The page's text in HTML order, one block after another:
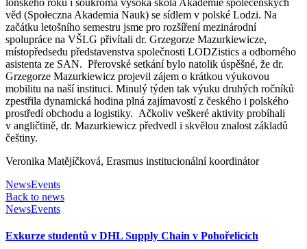
loňského roku i soukromá vysoká škola Akademie společenských
věd (Społeczna Akademia Nauk) se sídlem v polské Lodzi. Na
začátku letošního semestru jsme pro rozšíření mezinárodní
spolupráce na VŠLG přivítali dr. Grzegorze Mazurkiewicze,
místopředsedu představenstva společnosti LODZistics a odborného
asistenta ze SAN. Přerovské setkání bylo natolik úspěšné, že dr.
Grzegorze Mazurkiewicz projevil zájem o krátkou výukovou
mobilitu na naší instituci. Minulý týden tak výuku druhých ročníků
zpestřila dynamická hodina plná zajímavostí z českého i polského
prostředí obchodu a logistiky. Ačkoliv veškeré aktivity probíhali
v angličtině, dr. Mazurkiewicz předvedl i skvělou znalost základů
češtiny.
Veronika Matějíčková, Erasmus institucionální koordinátor
NewsEvents
Back to news
NewsEvents
Exkurze studentů v DHL Supply Chain v Pohořelicích